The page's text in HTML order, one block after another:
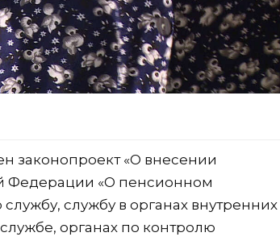
законопроект «О внесении
Федерации «О пенсионном
службу в органах внутренних
органах по контролю